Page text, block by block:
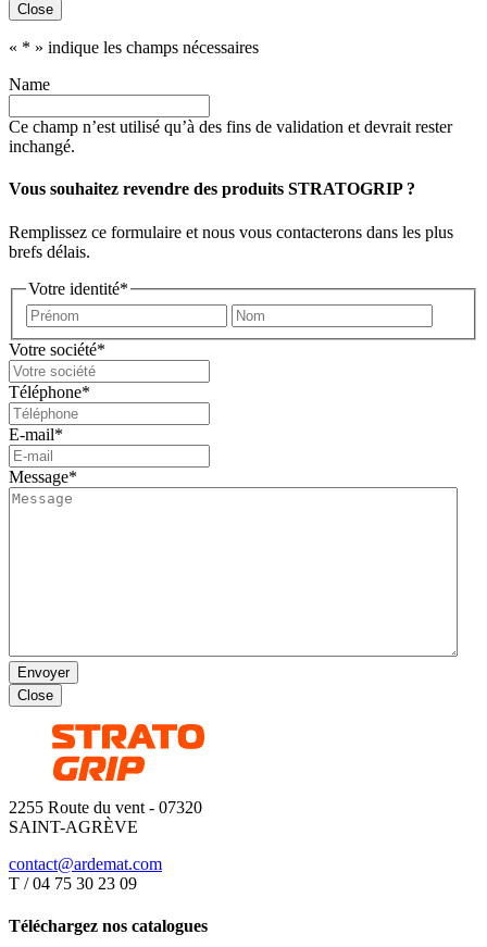
Close
« * » indique les champs nécessaires
Name
Ce champ n’est utilisé qu’à des fins de validation et devrait rester
inchangé.
Vous souhaitez revendre des produits STRATOGRIP ?
Remplissez ce formulaire et nous vous contacterons dans les plus
brefs délais.
Votre identité*
Prénom
Votre société*
Téléphone*
E-mail*
Message*
Envoyer
Close
2255 Route du vent - 07320
SAINT-AGRÈVE
contact@ardemat.com
T / 04 75 30 23 09
Téléchargez nos catalogues